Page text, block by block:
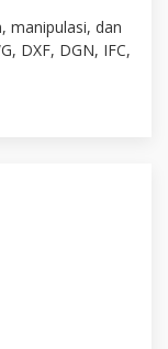
manipulasi, dan
DXF, DGN, IFC,